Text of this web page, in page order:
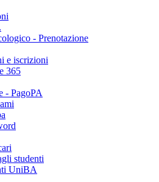
- Prenotazione
e iscrizioni
365
- PagoPA
studenti
UniBA